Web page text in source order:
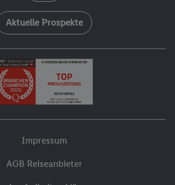
Aktuelle Prospekte
Impressum
AGB Reiseanbieter